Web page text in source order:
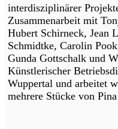
interdisziplinärer
Zusammenarbeit mit
Hubert Schirneck, Jean
Schmidtke, Carolin
Gunda Gottschalk und
Künstlerischer
Wuppertal und arbeitet
mehrere Stücke von